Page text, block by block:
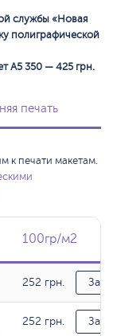
службы «Новая
полиграфической
А5 350 — 425 грн.
печать
к печати макетам.
100гр/м2
100гр/м2
252 грн.
252 грн.